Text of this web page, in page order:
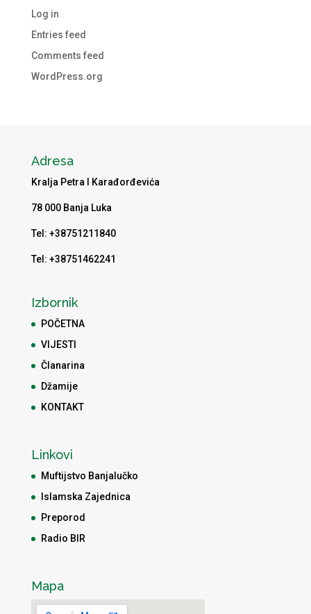
Log in
Entries feed
Comments feed
WordPress.org
Adresa
Kralja Petra I Karađorđevića
78 000 Banja Luka
Tel: +38751211840
Tel: +38751462241
Izbornik
POČETNA
VIJESTI
Članarina
Džamije
KONTAKT
Linkovi
Muftijstvo Banjalučko
Islamska Zajednica
Preporod
Radio BIR
Mapa